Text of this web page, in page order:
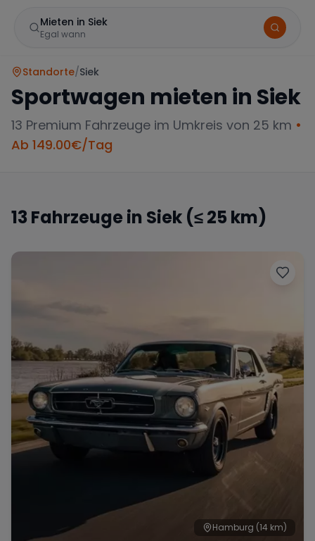
Mieten in Siek
Egal wann
McLaren Ford Jaguar
Wann
Zeitraum wählen
Standorte/Siek
Sportwagen mieten in Siek
13 Premium Fahrzeuge im Umkreis von 25 km •
Ab 149.00€/Tag
13 Fahrzeuge in Siek (≤ 25 km)
Hamburg (14 km)